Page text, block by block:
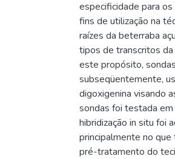
especificidade para
fins de utilização na
raízes da beterraba
tipos de transcritos
este propósito,
subseqüentemente,
digoxigenina visando
sondas foi testada
hibridização in situ foi
principalmente no
pré-tratamento do